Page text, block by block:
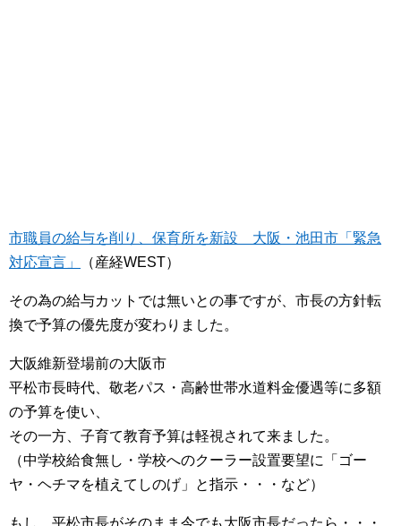
市職員の給与を削り、保育所を新設 大阪・池田市「緊急
対応宣言」
（産経WEST）
その為の給与カットでは無いとの事ですが、市長の方針転
換で予算の優先度が変わりました。
大阪維新登場前の大阪市
平松市長時代、敬老パス・高齢世帯水道料金優遇等に多額
の予算を使い、
その一方、子育て教育予算は軽視されて来ました。
（中学校給食無し・学校へのクーラー設置要望に「ゴー
ヤ・ヘチマを植えてしのげ」と指示・・・など）
もし、平松市長がそのまま今でも大阪市長だったら・・・